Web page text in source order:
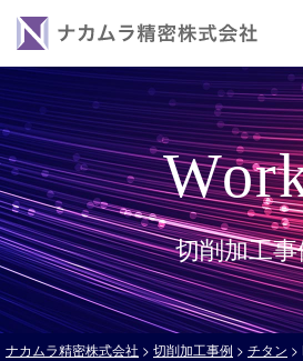
HOME
事業案内
切削加工事例
保有設備
会社案内
お知らせ
Wor
切削加工
ナカムラ精密株式会社 > 切削加工事例 > チタン >